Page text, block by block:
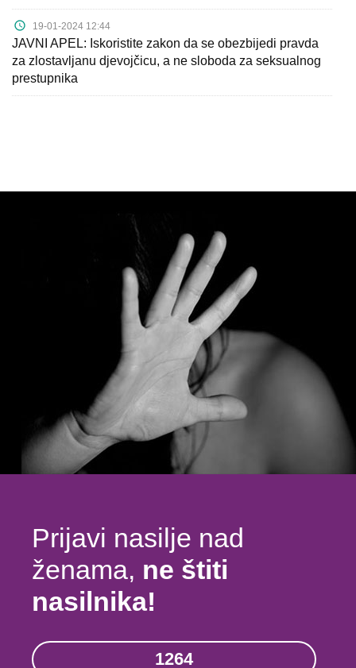
19-01-2024 12:44
JAVNI APEL: Iskoristite zakon da se obezbijedi pravda
za zlostavljanu djevojčicu, a ne sloboda za seksualnog
prestupnika
Prijavi nasilje nad
ženama, ne štiti
nasilnika!
1264